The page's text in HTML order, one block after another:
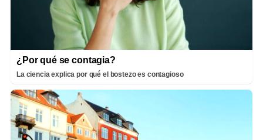
¿Por qué se contagia?
La ciencia explica por qué el bostezo es contagioso